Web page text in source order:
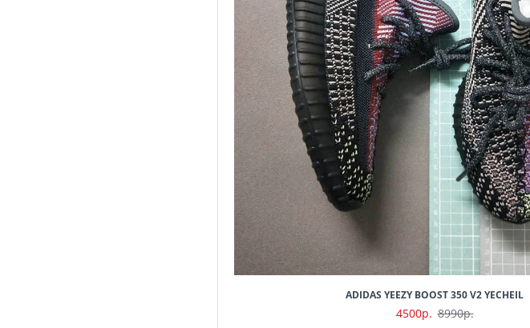
ADIDAS YEEZY BOOST 350 V2 YECHEIL
4500р. 8990р.